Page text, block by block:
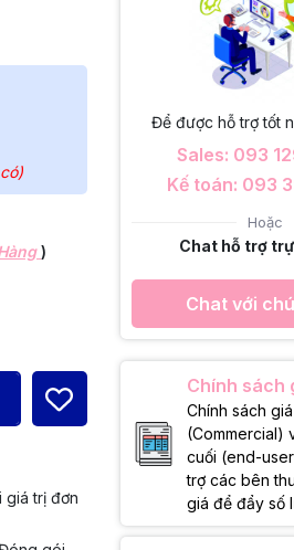
)
giá trị đơn
Để được hỗ trợ tốt
Sales: 093
Kế toán: 093
Hoặc
Chat hỗ trợ
Chat với
Chính sách
Chính sách
(Commercial)
cuối (end-
trợ các bên
giá để đẩy số